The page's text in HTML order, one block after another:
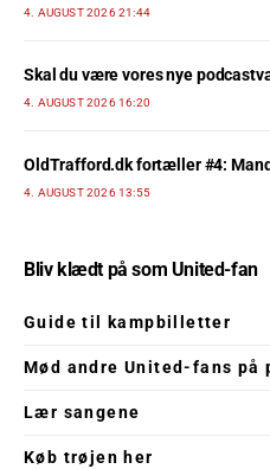
4. AUGUST 2026 21:44
Skal du være vores nye
4. AUGUST 2026 16:20
OldTrafford.dk fortæller #4:
4. AUGUST 2026 13:55
Bliv klædt på som United-fan
Guide til kampbilletter
Mød andre United-fans på
Lær sangene
Køb trøjen her